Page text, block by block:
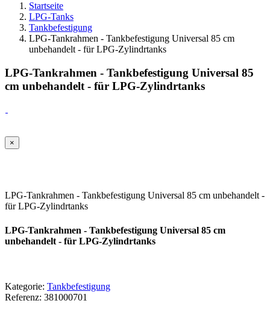
Startseite
LPG-Tanks
Tankbefestigung
LPG-Tankrahmen - Tankbefestigung Universal 85 cm
unbehandelt - für LPG-Zylindrtanks
LPG-Tankrahmen - Tankbefestigung Universal 85
cm unbehandelt - für LPG-Zylindrtanks
×
LPG-Tankrahmen - Tankbefestigung Universal 85 cm unbehandelt -
für LPG-Zylindrtanks
LPG-Tankrahmen - Tankbefestigung Universal 85 cm
unbehandelt - für LPG-Zylindrtanks
Kategorie: Tankbefestigung
Referenz: 381000701